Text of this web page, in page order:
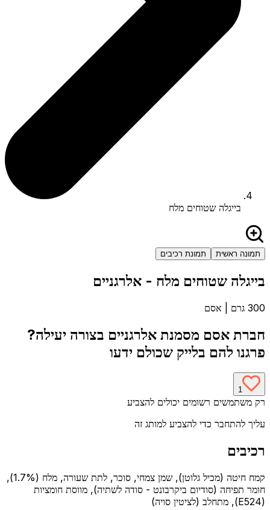
בייגלה שטוחים מלח
תמונה ראשית תמונת רכיבים
בייגלה שטוחים מלח - אלרגניים
300 גרם אסם
חברת אסם מסמנת אלרגניים בצורה יעילה?
פרגנו להם בלייק שכולם ידעו
1
רק משתמשים רשומים יכולים להצביע
עליך להתחבר כדי להצביע למותג זה
רכיבים
קמח חיטה (מכיל גלוטן), שמן צמחי, סוכר, לתת שעורה, מלח (1.7%),
חומר תפיחה (סודיום ביקרבונט - סודה לשתיה), מווסת חומציות
(E524), מתחלב (לציטין סויה)